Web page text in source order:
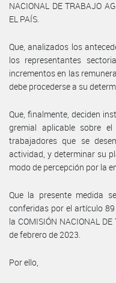
NACIONAL DE TRABAJO
EL PAÍS.
Que, analizados los
los representantes
incrementos en las
debe procederse a su
Que, finalmente, deciden
gremial aplicable sobre
trabajadores que se
actividad, y determinar su
modo de percepción por la
Que la presente medida
conferidas por el artículo
la COMISIÓN NACIONAL
de febrero de 2023.
Por ello,